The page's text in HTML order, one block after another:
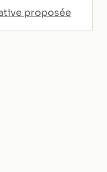
proposée